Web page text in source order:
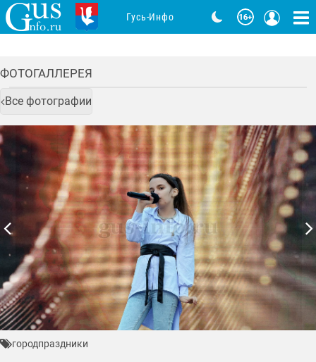
ФОТОГАЛЛЕРЕЯ
Все фотографии
городпраздники
Гусь-Инфо